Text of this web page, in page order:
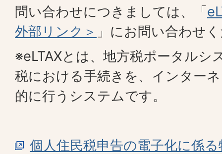
問い合わせにつきましては、「
外部リンク＞ 」にお問い合わせ
※eLTAXとは、地方税ポータルシ
税における手続きを、インター
的に行うシステムです。
個人住民税申告の電子化に係